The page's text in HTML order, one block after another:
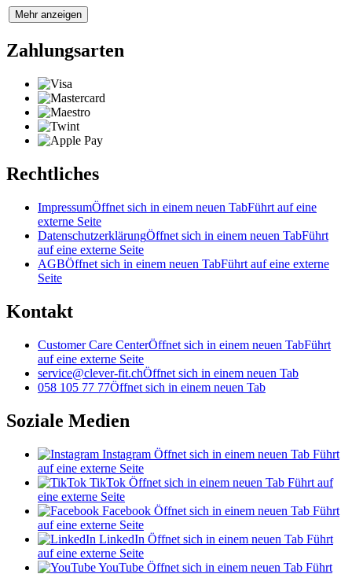
Mehr anzeigen
Zahlungsarten
Rechtliches
ImpressumÖffnet sich in einem neuen TabFührt auf eine
externe Seite
DatenschutzerklärungÖffnet sich in einem neuen TabFührt
auf eine externe Seite
AGBÖffnet sich in einem neuen TabFührt auf eine externe
Seite
Kontakt
Customer Care CenterÖffnet sich in einem neuen TabFührt
auf eine externe Seite
service@clever-fit.chÖffnet sich in einem neuen Tab
058 105 77 77Öffnet sich in einem neuen Tab
Soziale Medien
Instagram Öffnet sich in einem neuen Tab Führt
auf eine externe Seite
TikTok Öffnet sich in einem neuen Tab Führt auf
eine externe Seite
Facebook Öffnet sich in einem neuen Tab Führt
auf eine externe Seite
LinkedIn Öffnet sich in einem neuen Tab Führt
auf eine externe Seite
YouTube Öffnet sich in einem neuen Tab Führt